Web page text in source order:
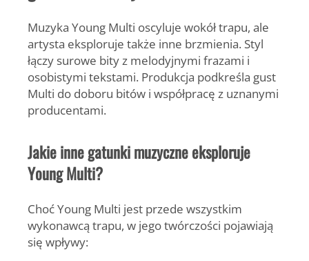
Muzyka Young Multi oscyluje wokół trapu, ale
artysta eksploruje także inne brzmienia. Styl
łączy surowe bity z melodyjnymi frazami i
osobistymi tekstami. Produkcja podkreśla gust
Multi do doboru bitów i współpracę z uznanymi
producentami.
Jakie inne gatunki muzyczne eksploruje
Young Multi?
ChoćYoung Multi jest przede wszystkim
wykonawcą trapu, w jego twórczości pojawiają
się wpływy: